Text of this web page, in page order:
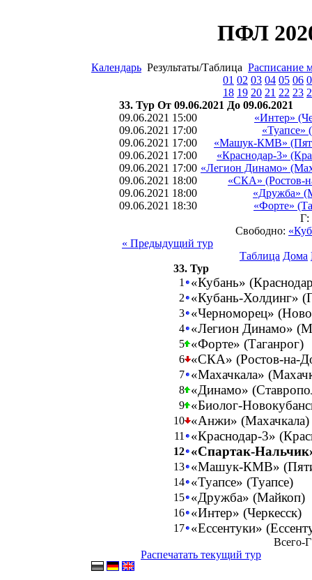
ПФЛ
Календарь Результаты/Таблица Расписание
01 02 03 04 05 06
18 19 20 21 22 23
33. Тур От 09.06.2021 До 09.06.2021
09.06.2021 15:00
«Интер»
09.06.2021 17:00
«Туапсе»
09.06.2021 17:00
«Машук-КМВ»
09.06.2021 17:00
«Краснодар-3»
09.06.2021 17:00 «Легион Динамо»
09.06.2021 18:00
«СКА» (Ростов-
09.06.2021 18:00
«Дружба»
09.06.2021 18:30
«Форте»
Свободно:
« Предыдущий тур
Таблица Дома
33. Тур
1
«Кубань»
2 «Кубань-Холдинг»
3 «Черноморец»
4 «Легион Динамо»
5 «Форте» (Таганрог)
6 «СКА» (Ростов-на-
7 «Махачкала»
8 «Динамо»
9 «Биолог-
10 «Анжи» (Махачкала)
11 «Краснодар-3»
12 «Спартак-
13 «Машук-КМВ»
14 «Туапсе» (Туапсе)
15 «Дружба» (Майкоп)
16 «Интер» (Черкесск)
17 «Ессентуки»
Распечатать текущий тур